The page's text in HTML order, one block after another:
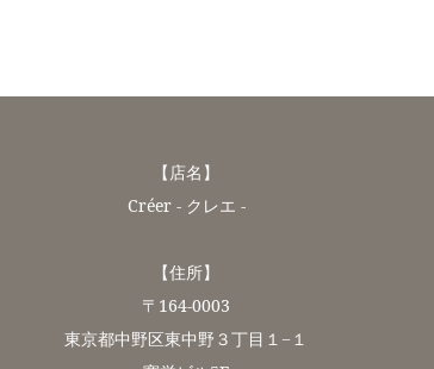
【店名】
Créer - クレエ -
【住所】
〒164-0003
東京都中野区東中野３丁目１−１